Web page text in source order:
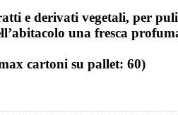
e derivati vegetali, per
una fresca
cartoni su pallet: 60)